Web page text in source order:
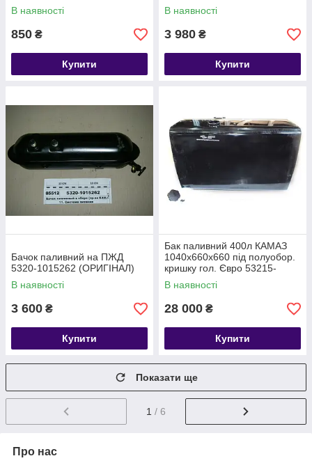
В наявності
850 ₴
Купити
В наявності
3 980 ₴
Купити
Бачок паливний на ПЖД
5320-1015262 (ОРИГІНАЛ)
В наявності
3 600 ₴
Купити
Бак паливний 400л КАМАЗ
1040x660x660 під полуобор.
кришку гол. Євро 53215-
1101010
В наявності
28 000 ₴
Купити
Показати ще
1 / 6
Про нас